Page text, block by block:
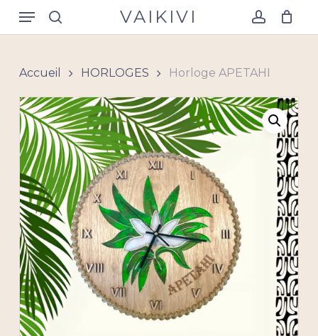
VAIKIVI
search account
Menu
Panier Close
Accueil HORLOGES Horloge APETAHI